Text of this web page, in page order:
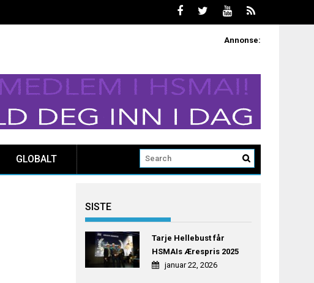
Annonse:
GLOBALT
SISTE
Tarje Hellebust får
HSMAIs Ærespris 2025
januar 22, 2026